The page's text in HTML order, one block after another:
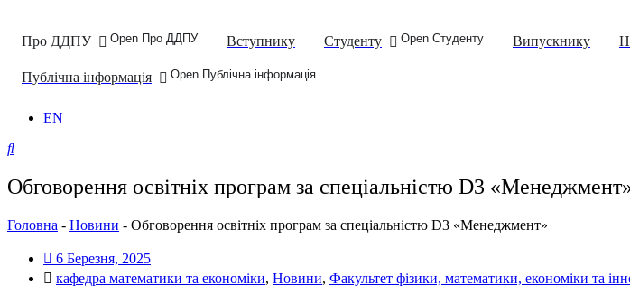
Про ДДПУ Open Про ДДПУ Вступнику Студенту Open Студенту Випускнику
Публічна інформація Open Публічна інформація
EN
Обговорення освітніх програм за спеціальністю D3
Головна - Новини - Обговорення освітніх програм за спеціальністю D3 «Менеджмент»
6 Березня, 2025
кафедра математики та економіки, Новини, Факультет фізики, математики, економіки та